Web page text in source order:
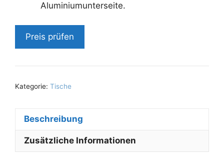
Aluminiumunterseite.
Preis prüfen
Kategorie: Tische
Beschreibung
Zusätzliche Informationen